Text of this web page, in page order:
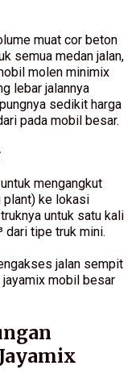
muat cor beton
semua medan jalan,
molen minimix
lebar jalannya
sedikit harga
pada mobil besar.
mengangkut
plant) ke lokasi
untuk satu kali
dari tipe truk mini.
jalan sempit
jayamix mobil besar